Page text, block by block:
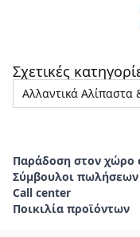
Σχετικές
Αλλαντικά Αλίπαστα
Παράδοση στον χώρο
Σύμβουλοι πωλήσεων
Call center
Ποικιλία προϊόντων